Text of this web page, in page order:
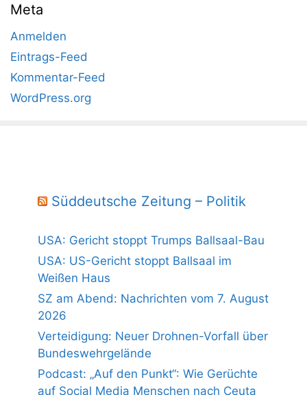
Meta
Anmelden
Eintrags-Feed
Kommentar-Feed
WordPress.org
Süddeutsche Zeitung – Politik
USA: Gericht stoppt Trumps Ballsaal-Bau
USA: US-Gericht stoppt Ballsaal im
Weißen Haus
SZ am Abend: Nachrichten vom 7. August
2026
Verteidigung: Neuer Drohnen-Vorfall über
Bundeswehrgelände
Podcast: „Auf den Punkt“: Wie Gerüchte
auf Social Media Menschen nach Ceuta